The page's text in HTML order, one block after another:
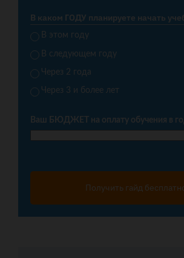
В каком ГОДУ планируете начать
В этом году
В следующем году
Через 2 года
Через 3 и более лет
Ваш БЮДЖЕТ на оплату обучения в
Получить гайд